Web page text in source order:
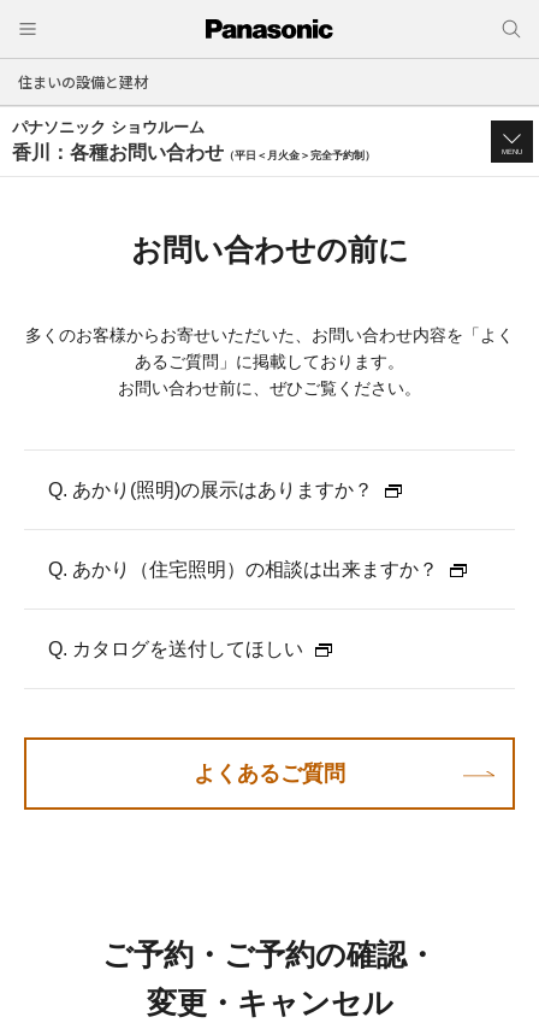
住まいの設備と建材
パナソニック ショウルーム
香川：各種お問い合わせ （平日＜月火金＞完全予約制） MENU
お問い合わせの前に
多くのお客様からお寄せいただいた、お問い合わせ内容を「よく
あるご質問」に掲載しております。
お問い合わせ前に、ぜひご覧ください。
Q. あかり(照明)の展示はありますか？
Q. あかり（住宅照明）の相談は出来ますか？
Q. カタログを送付してほしい
よくあるご質問
ご予約・ご予約の確認・
変更・キャンセル